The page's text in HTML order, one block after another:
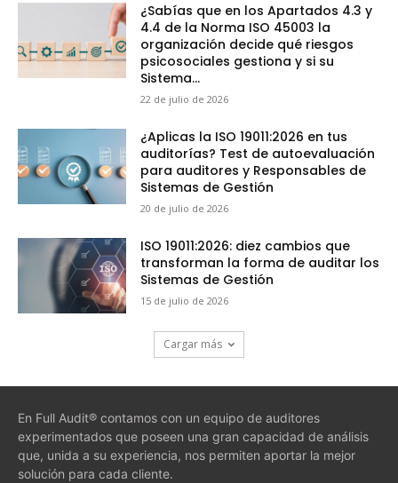
¿Sabías que en los Apartados 4.3 y
4.4 de la Norma ISO 45003 la
organización decide qué riesgos
psicosociales gestiona y si su
Sistema...
22 de julio de 2026
¿Aplicas la ISO 19011:2026 en tus
auditorías? Test de autoevaluación
para auditores y Responsables de
Sistemas de Gestión
20 de julio de 2026
ISO 19011:2026: diez cambios que
transforman la forma de auditar los
Sistemas de Gestión
15 de julio de 2026
Cargar más
En Full Audit® contamos con un equipo de auditores
experimentados que poseen una gran capacidad de análisis
que, unida a su experiencia, nos permiten aportar la mejor
solución para cada cliente.